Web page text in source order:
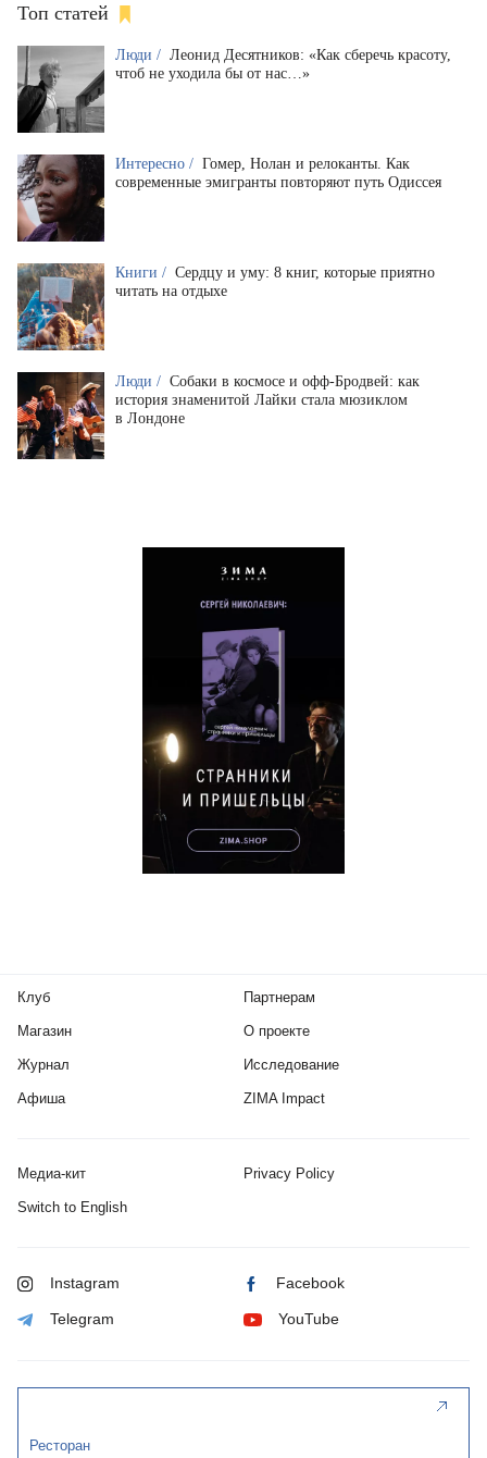
Топ статей
Люди / Леонид Десятников: «Как сберечь красоту,
чтоб не уходила бы от нас…»
Интересно / Гомер, Нолан и релоканты. Как
современные эмигранты повторяют путь Одиссея
Книги / Сердцу и уму: 8 книг, которые приятно
читать на отдыхе
Люди / Собаки в космосе и офф-Бродвей: как
история знаменитой Лайки стала мюзиклом
в Лондоне
Клуб
Магазин
Журнал
Афиша
Партнерам
О проекте
Исследование
ZIMA Impact
Медиа-кит Privacy Policy
Switch to English
Instagram Facebook
Telegram YouTube
Ресторан